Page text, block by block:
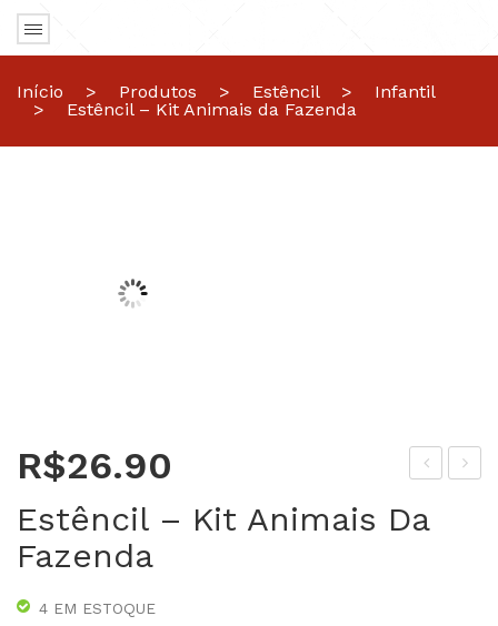
Início > Produtos > Estêncil >
Infantil
>
Estêncil – Kit Animais da Fazenda
ncil
R$26.90
Estêncil – Kit Animais Da
Fazenda
4 EM ESTOQUE